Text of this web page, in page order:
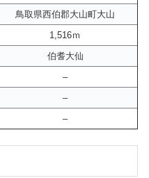
鳥取県西伯郡大山町大山
1,516ｍ
伯耆大仙
–
–
–